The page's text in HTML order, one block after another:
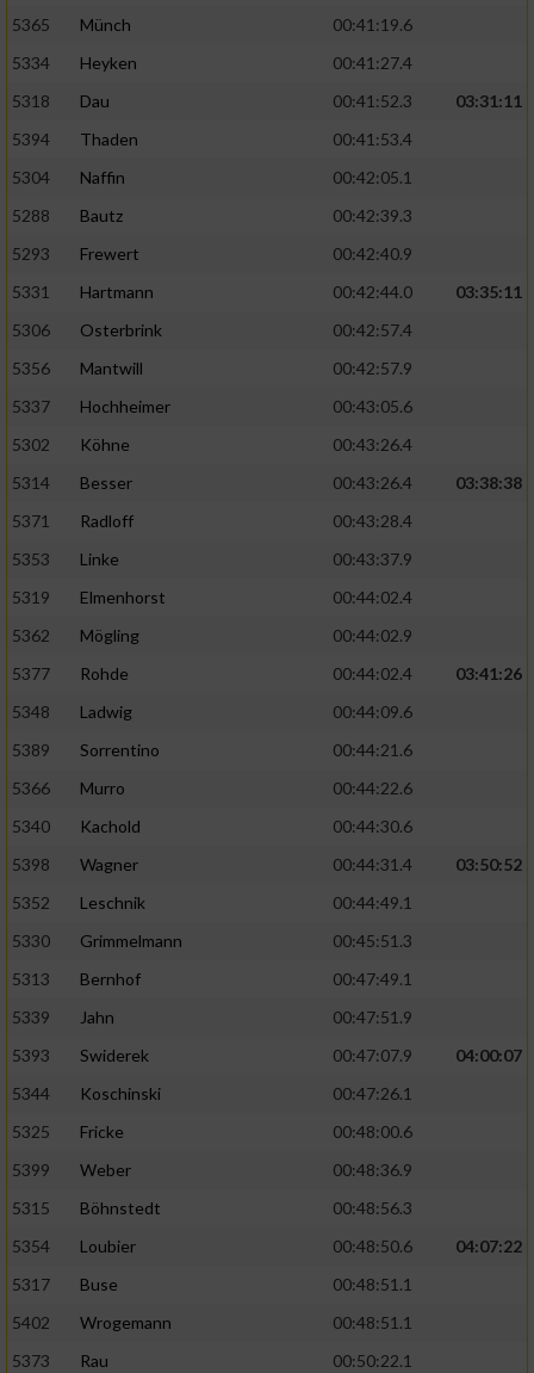
5365 Münch
00:41:19.6
5334
Heyken
00:41:27.4
5318
Dau 00:41:52.3
03:31:11
5394
Thaden
00:41:53.4
5304
Naffin
00:42:05.1
5288
Bautz
00:42:39.3
5293
Frewert
00:42:40.9
5331
Hartmann 00:42:44.0
03:35:11
5306
Osterbrink
00:42:57.4
5356
Mantwill
00:42:57.9
5337
Hochheimer
00:43:05.6
5302
Köhne
00:43:26.4
5314
Besser 00:43:26.4
03:38:38
5371
Radloff
00:43:28.4
5353
Linke
00:43:37.9
5319
Elmenhorst
00:44:02.4
5362
Mögling
00:44:02.9
5377
Rohde 00:44:02.4
03:41:26
5348
Ladwig
00:44:09.6
5389
Sorrentino
00:44:21.6
5366
Murro
00:44:22.6
5340
Kachold
00:44:30.6
5398
Wagner 00:44:31.4
03:50:52
5352
Leschnik
00:44:49.1
5330
Grimmelmann
00:45:51.3
5313
Bernhof
00:47:49.1
5339
Jahn
00:47:51.9
5393
Swiderek 00:47:07.9
04:00:07
5344
Koschinski
00:47:26.1
5325
Fricke
00:48:00.6
5399
Weber
00:48:36.9
5315
Böhnstedt
00:48:56.3
5354
Loubier 00:48:50.6
04:07:22
5317
Buse
00:48:51.1
5402
Wrogemann
00:48:51.1
5373
Rau
00:50:22.1